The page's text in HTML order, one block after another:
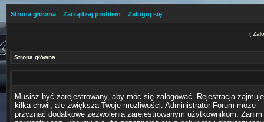
Strona główna Zarządzaj profilem Zaloguj się
(
Strona główna
Musisz być zarejestrowany, aby móc się zalogować. Rejestracja
kilka chwil, ale zwiększa Twoje możliwości. Administrator Forum może
przyznać dodatkowe zezwolenia zarejestrowanym użytkownikom.